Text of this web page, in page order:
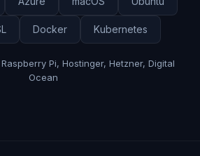
Docker Kubernetes
Pi, Hostinger, Hetzner, Digital
Ocean